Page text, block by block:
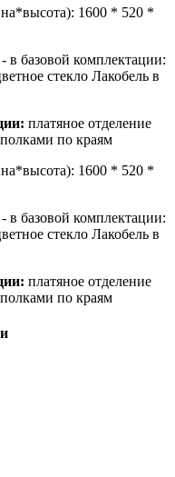
1600 * 520 *
базовой комплектации:
стекло Лакобель в
платяное отделение
по краям
1600 * 520 *
базовой комплектации:
стекло Лакобель в
платяное отделение
по краям